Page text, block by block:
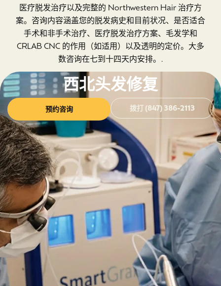
医疗脱发治疗以及完整的 Northwestern Hair 治疗方
案。咨询内容涵盖您的脱发病史和目前状况、是否适合
手术和非手术治疗、医疗脱发治疗方案、毛发学和
CRLAB CNC 的作用（如适用）以及透明的定价。大多
数咨询在七到十四天内安排。.
西北头发修复
预约咨询 拨打 (847) 386-2113